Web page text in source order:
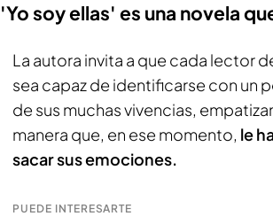
'Yo soy ellas' es una novela
La autora invita a que cada lector
sea capaz de identificarse con un
de sus muchas vivencias,
manera que, en ese momento, le
sacar sus emociones.
PUEDE INTERESARTE